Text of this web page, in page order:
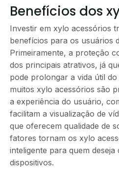
Benefícios dos
Investir em xylo acessórios
benefícios para os usuários
Primeiramente, a proteção
dos principais atrativos, já
pode prolongar a vida útil
muitos xylo acessórios são
a experiência do usuário,
facilitam a visualização de
que oferecem qualidade de
fatores tornam os xylo
inteligente para quem
dispositivos.